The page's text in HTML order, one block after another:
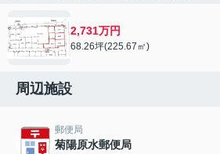
2,731万円
68.26坪(225.67㎡)
周辺施設
郵便局
菊陽原水郵便局